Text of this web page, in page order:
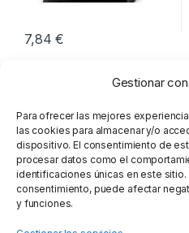
Gestionar
Para ofrecer las mejores
las cookies para almacenar y/o
dispositivo. El consentimiento de
procesar datos como el
identificaciones únicas en este sitio.
consentimiento, puede afectar
y funciones.
7,84€